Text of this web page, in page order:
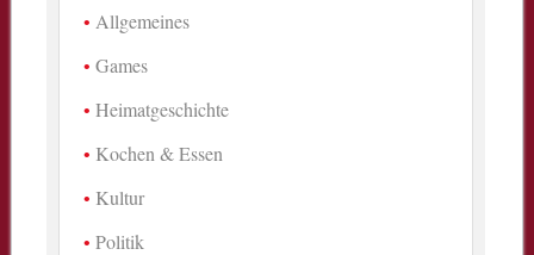
Allgemeines
Games
Heimatgeschichte
Kochen & Essen
Kultur
Politik